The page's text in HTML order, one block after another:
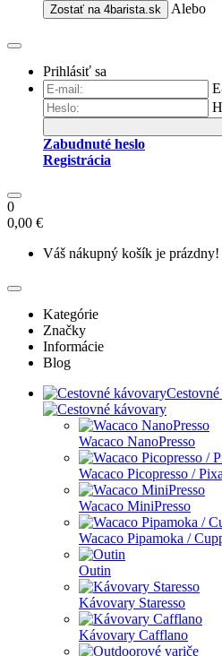
Zostať na 4barista.sk Alebo
Prihlásiť sa
Zabudnuté heslo
Registrácia
0
0,00 €
Váš nákupný košík je prázdny!
Kategórie
Značky
Informácie
Blog
Wacaco NanoPresso
Wacaco Picopresso /
Wacaco MiniPresso
Wacaco Pipamoka /
Outin
Kávovary Staresso
Kávovary Cafflano